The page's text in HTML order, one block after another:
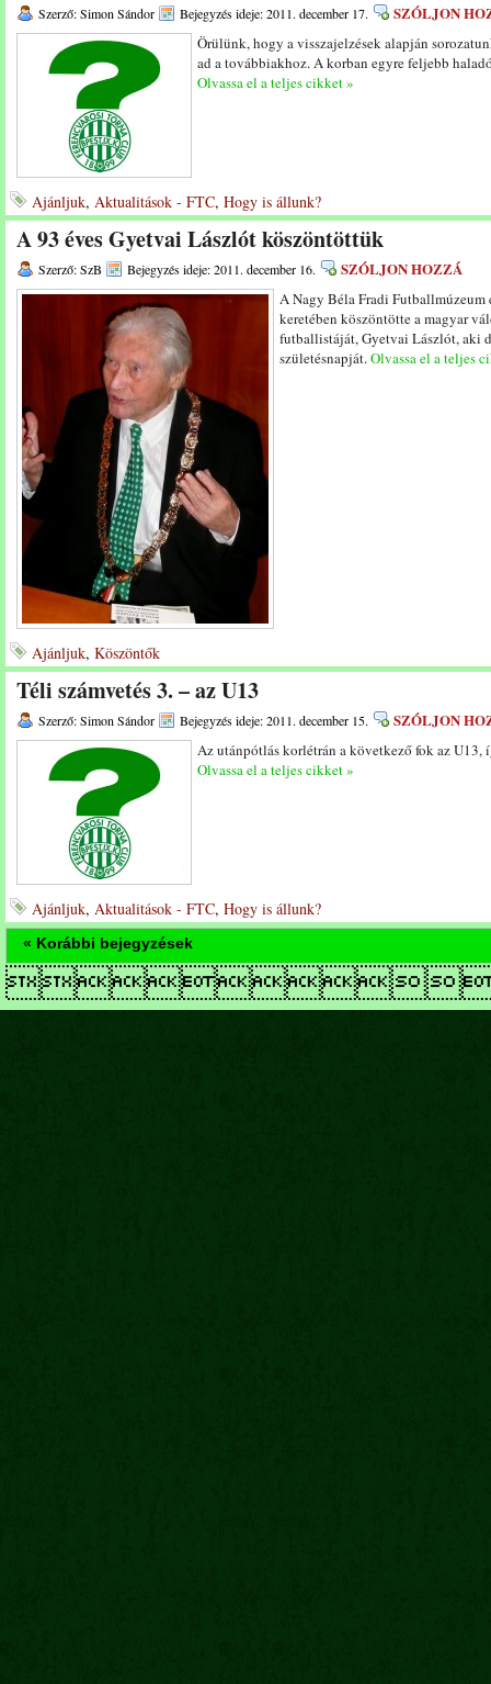
Szerző: Simon Sándor Bejegyzés ideje: 2011. december 17. SZÓLJON
Örülünk, hogy a visszajelzések alapján
ad a továbbiakhoz. A korban egyre feljebb
Olvassa el a teljes cikket »
Ajánljuk, Aktualitások - FTC, Hogy is állunk?
A 93 éves Gyetvai Lászlót köszöntöttük
Szerző: SzB Bejegyzés ideje: 2011. december 16. SZÓLJON HOZZÁ
A Nagy Béla Fradi Futballmúzeum
keretében köszöntötte a magyar
futballistáját, Gyetvai Lászlót, aki
születésnapját.Olvassa el a teljes
Ajánljuk, Köszöntők
Téli számvetés 3. – az U13
Szerző: Simon Sándor Bejegyzés ideje: 2011. december 15. SZÓLJON
Az utánpótlás korlétrán a következő fok az
Olvassa el a teljes cikket »
Ajánljuk, Aktualitások - FTC, Hogy is állunk?
« Korábbi bejegyzések